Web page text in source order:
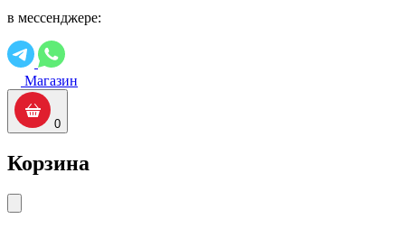
в мессенджере:
Магазин
0
Корзина